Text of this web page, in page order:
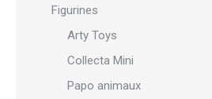
Figurines
Arty Toys
Collecta Mini
Papo animaux